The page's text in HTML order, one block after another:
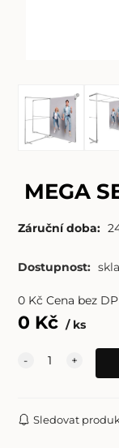
MEGA
Záruční doba:
Dostupnost:
0Kč Cena bez
0 Kč ks
Sledovat